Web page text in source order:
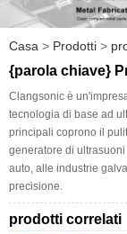
Casa > Prodotti >
{parola chiave}
Clangsonic è
tecnologia di base ad
principali coprono il
generatore di
auto, alle industrie
precisione.
prodotti correlati